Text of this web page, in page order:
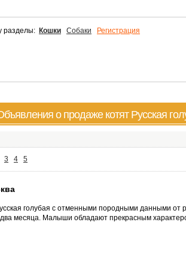
разделы: Кошки Собаки Регистрация
о продаже котят Русская
3 4 5
голубая с отменными породными данными от
два месяца. Малыши обладают прекрасным